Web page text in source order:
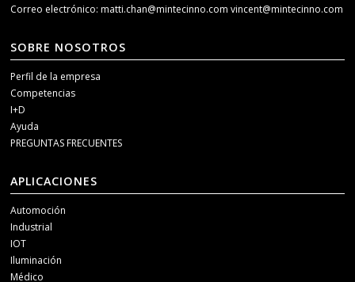
Correo electrónico:matti.chan@mintecinno.comvincent@mintecinno.com
SOBRE NOSOTROS
Perfil de la empresa
Competencias
I+D
Ayuda
PREGUNTAS FRECUENTES
APLICACIONES
Automoción
Industrial
IOT
Iluminación
Médico